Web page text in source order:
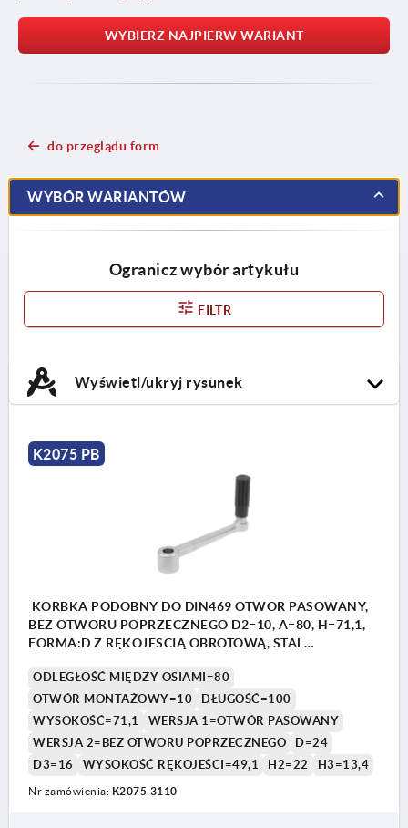
WYBIERZ NAJPIERW WARIANT
do przeglądu form
WYBÓR WARIANTÓW
Ogranicz wybór artykułu
FILTR
Wyświetl/ukryj rysunek
K2075 PB
KORBKA PODOBNY DO DIN469 OTWOR PASOWANY,
BEZ OTWORU POPRZECZNEGO D2=10, A=80, H=71,1,
FORMA:D Z RĘKOJEŚCIĄ OBROTOWĄ, STAL
CIEMNOSZARY RAL7021
ODLEGŁOŚĆ MIĘDZY OSIAMI=80
OTWÓR MONTAŻOWY=10
DŁUGOŚĆ=100
WYSOKOŚĆ=71,1
WERSJA 1=OTWÓR PASOWANY
WERSJA 2=BEZ OTWORU POPRZECZNEGO
D=24
D3=16
WYSOKOŚĆ RĘKOJEŚCI=49,1 H2=22 H3=13,4
Nr zamówienia: K2075.3110